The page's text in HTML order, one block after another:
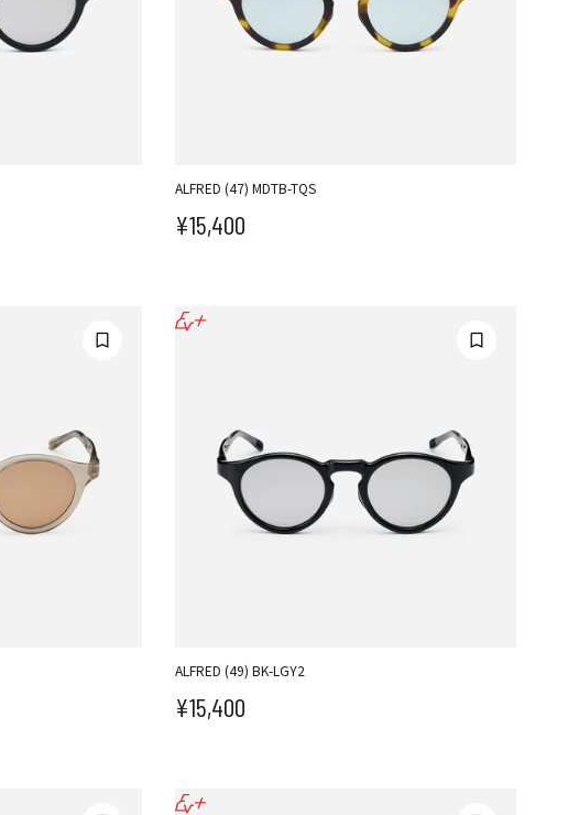
ALFRED (47) MDTB-TQS
セール価格
¥15,400
ALFRED (49) BK-LGY2
セール価格
¥15,400